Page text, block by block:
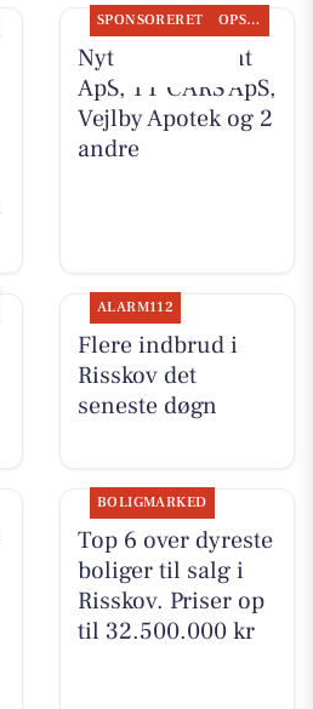
SPONSORERET OPSLAGSTAVLEN
Nyt fra Fairpaint
ApS, TT CARS ApS,
Vejlby Apotek og 2
andre
ALARM112
Flere indbrud i
Risskov det
seneste døgn
BOLIGMARKED
Top 6 over dyreste
boliger til salg i
Risskov. Priser op
til 32.500.000 kr